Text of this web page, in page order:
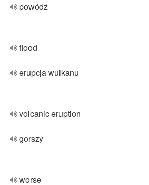
powódź
flood
erupcja wulkanu
volcanic eruption
gorszy
worse